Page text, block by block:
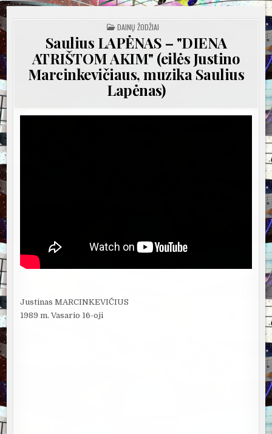
POSTED
IN
DAINŲ ŽODŽIAI
Saulius LAPĖNAS – "DIENA
ATRIŠTOM AKIM" (eilės Justino
Marcinkevičiaus, muzika Saulius
Lapėnas)
Justinas MARCINKEVIČIUS
1989 m. Vasario 16-oji